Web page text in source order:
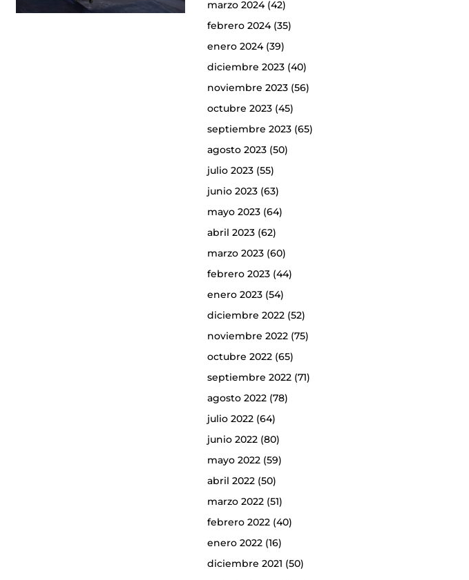
marzo 2024(42)
febrero 2024(35)
enero 2024(39)
diciembre 2023(40)
noviembre 2023(56)
octubre 2023(45)
septiembre 2023(65)
agosto 2023(50)
julio 2023(55)
junio 2023(63)
mayo 2023(64)
abril 2023(62)
marzo 2023(60)
febrero 2023(44)
enero 2023(54)
diciembre 2022(52)
noviembre 2022(75)
octubre 2022(65)
septiembre 2022(71)
agosto 2022(78)
julio 2022(64)
junio 2022(80)
mayo 2022(59)
abril 2022(50)
marzo 2022(51)
febrero 2022(40)
enero 2022(16)
diciembre 2021 (50)